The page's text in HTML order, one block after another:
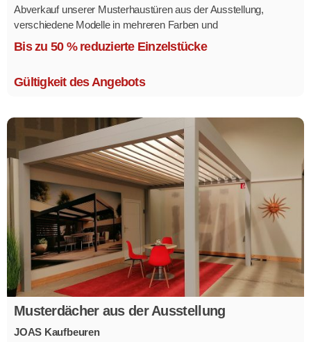
Abverkauf unserer Musterhaustüren aus der Ausstellung,
verschiedene Modelle in mehreren Farben und
Ausstattungsvarianten.
Bis zu 50 % reduzierte Einzelstücke
Gültigkeit des Angebots
Musterdächer aus der Ausstellung
JOAS Kaufbeuren